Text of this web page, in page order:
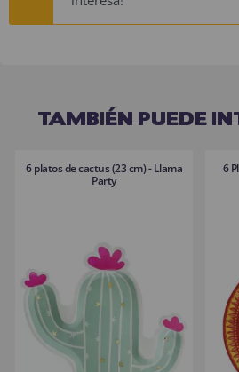
TAMBIÉN PUEDE
6 platos de cactus (23 cm) - Llama
Party
6